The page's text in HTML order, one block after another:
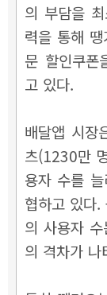
의 부담을
력을 통해
문 할인쿠폰
고 있다.
배달앱 시장
츠(1230만
용자 수를
협하고 있다
의 사용자
의 격차가 나